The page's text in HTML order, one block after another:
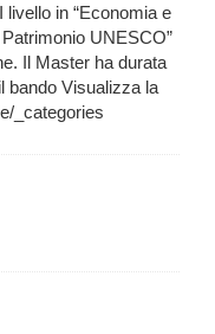
in “Economia e
UNESCO”
Il Master ha durata
bando Visualizza la
_categories